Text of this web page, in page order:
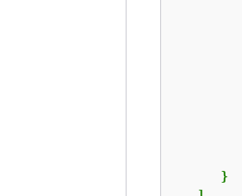
      }